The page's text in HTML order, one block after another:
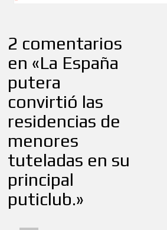
2 comentarios
en «La España
putera
convirtió las
residencias de
menores
tuteladas en su
principal
puticlub.»